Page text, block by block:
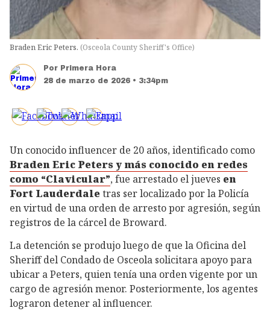
Braden Eric Peters. (Osceola County Sheriff's Office)
Por Primera Hora
28 de marzo de 2026 • 3:34pm
Un conocido influencer de 20 años, identificado como
Braden Eric Peters y más conocido en redes
como “Clavicular”, fue arrestado el jueves en
Fort Lauderdaletras ser localizado por la Policía
en virtud de una orden de arresto por agresión, según
registros de la cárcel de Broward.
La detención se produjo luego de que la Oficina del
Sheriff del Condado de Osceola solicitara apoyo para
ubicar a Peters, quien tenía una orden vigente por un
cargo de agresión menor. Posteriormente, los agentes
lograron detener al influencer.